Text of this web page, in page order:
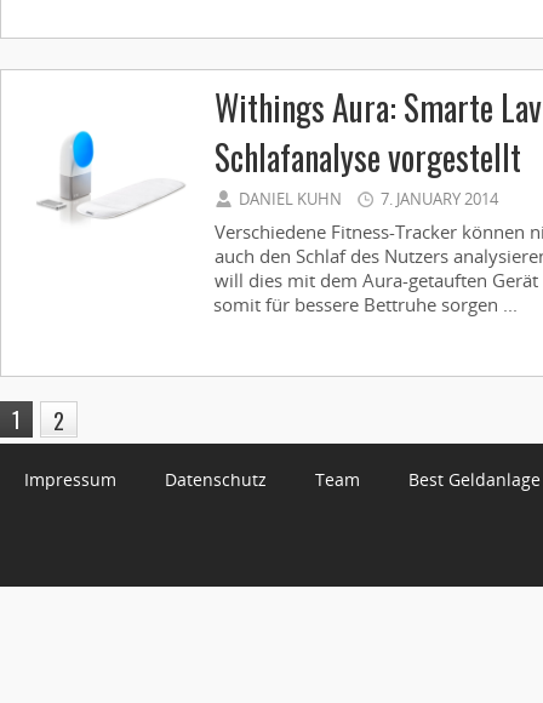
Withings Aura: Smarte
Schlafanalyse vorgestellt
DANIEL KUHN 7. JANUARY 2014
Verschiedene Fitness-Tracker können
auch den Schlaf des Nutzers
will dies mit dem Aura-getauften
somit für bessere Bettruhe sorgen ...
1 2
Impressum Datenschutz Team Best Geldanlage